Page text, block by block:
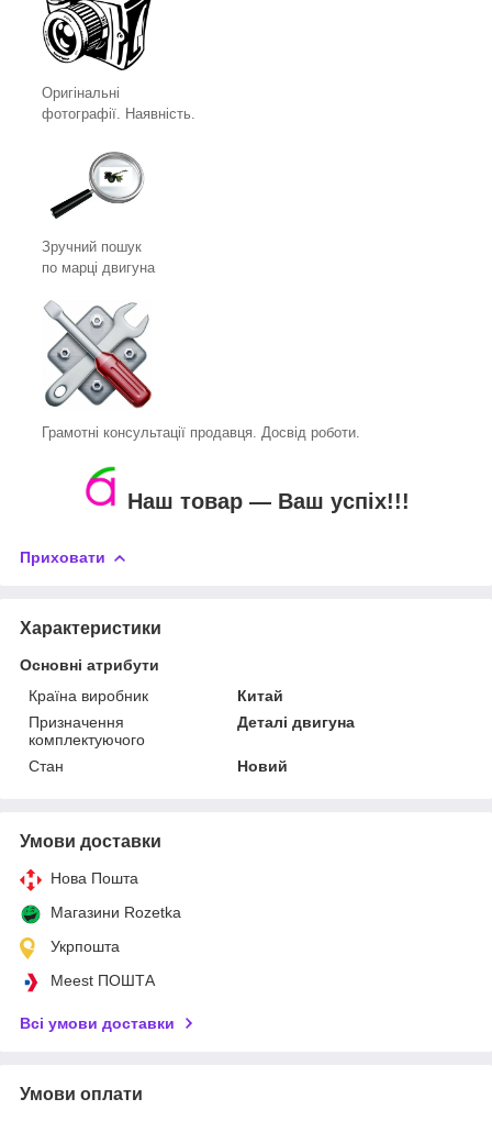
Оригінальні
фотографії. Наявність.
Зручний пошук
по марці двигуна
Грамотні консультації продавця. Досвід роботи.
Наш товар ― Ваш успіх!!!
Приховати
Характеристики
Основні атрибути
Країна виробник
Китай
Призначення
комплектуючого
Деталі двигуна
Стан Новий
Умови доставки
Нова Пошта
Магазини Rozetka
Укрпошта
Meest ПОШТА
Всі умови доставки
Умови оплати